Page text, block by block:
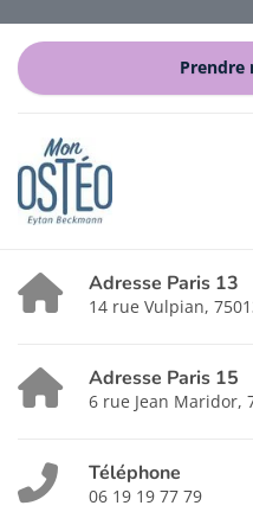
Prendre
Adresse Paris 13
14 rue Vulpian,
Adresse Paris 15
6 rue Jean Maridor,
Téléphone
06 19 19 77 79